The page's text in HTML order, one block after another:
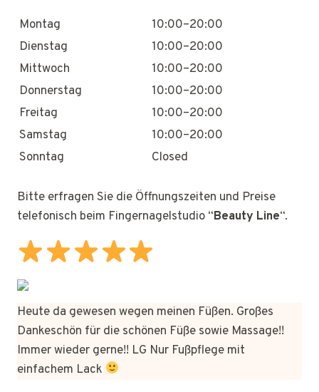
Montag
10:00–20:00
Dienstag
10:00–20:00
Mittwoch
10:00–20:00
Donnerstag
10:00–20:00
Freitag
10:00–20:00
Samstag
10:00–20:00
Sonntag
Closed
Bitte erfragen Sie die Öffnungszeiten und Preise
telefonisch beim Fingernagelstudio “Beauty Line“.
Heute da gewesen wegen meinen Füßen. Großes
Dankeschön für die schönen Füße sowie Massage!!
Immer wieder gerne!! LG Nur Fußpflege mit
einfachem Lack